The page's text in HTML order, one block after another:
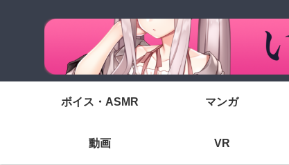
ボイス・ASMR マンガ
動画 VR